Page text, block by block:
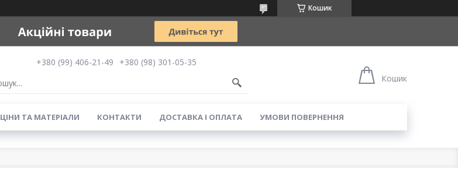
Кошик
+380 (99) 406-21-49
+380 (98) 301-05-35
Кошик
ЦІНИ ТА МАТЕРІАЛИ КОНТАКТИ ДОСТАВКА І ОПЛАТА УМОВИ ПОВЕРНЕННЯ